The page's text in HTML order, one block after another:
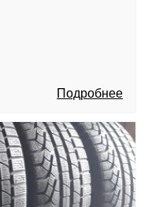
Подробнее